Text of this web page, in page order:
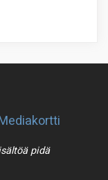
pidä